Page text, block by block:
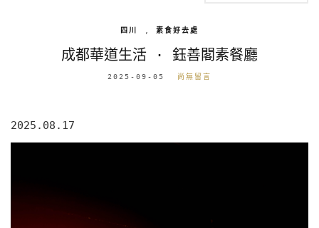
四川 素食好去處
成都華道生活 · 鈺善閣素餐廳
2025-09-05 尚無留言
2025.08.17